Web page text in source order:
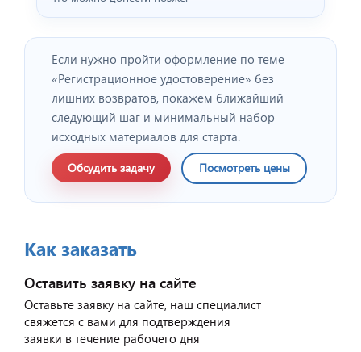
Если нужно пройти оформление по теме
«Регистрационное удостоверение» без
лишних возвратов, покажем ближайший
следующий шаг и минимальный набор
исходных материалов для старта.
Обсудить задачу Посмотреть цены
Как заказать
Оставить заявку на сайте
Оставьте заявку на сайте, наш специалист
свяжется с вами для подтверждения
заявки в течение рабочего дня